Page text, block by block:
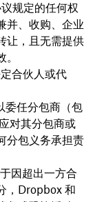
规定的任何权
并、收购、企业
让，且无需提供
合伙人或代
委任分包商（包
对其分包商或
分包义务承担责
因超出一方合
，Dropbox 和